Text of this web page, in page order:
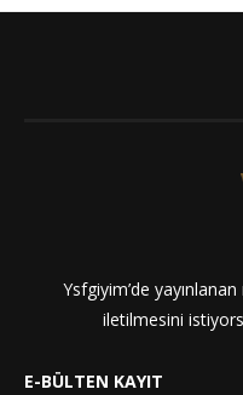
Ysfgiyim’de
iletilmesini
E-BÜLTEN KAYIT